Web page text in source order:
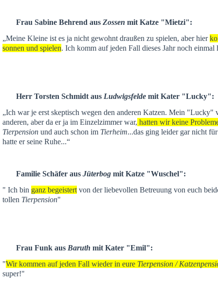
Frau Sabine Behrend aus Zossen mit Katze "Mietzi":
„Meine Kleine ist es ja nicht gewohnt draußen zu spielen, aber hier
sonnen und spielen. Ich komm auf jeden Fall dieses Jahr noch einmal
Herr Torsten Schmidt aus Ludwigsfelde mit Kater "Lucky":
„Ich war je erst skeptisch wegen den anderen Katzen. Mein "Lucky"
anderen, aber da er ja im Einzelzimmer war, hatten wir keine
Tierpension und auch schon im Tierheim...das ging leider gar nicht
hatte er seine Ruhe...“
Familie Schäfer aus Jüterbog mit Katze "Wuschel":
" Ich bin ganz begeistert von der liebevollen Betreuung von euch
tollen Tierpension"
Frau Funk aus Baruth mit Kater "Emil":
"Wir kommen auf jeden Fall wieder in eure Tierpension /
super!"